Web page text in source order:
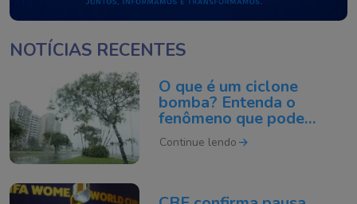
NOTÍCIAS RECENTES
O que é um ciclone
bomba? Entenda o
fenômeno que pode
atingir o Sul do Brasil
Continue lendo